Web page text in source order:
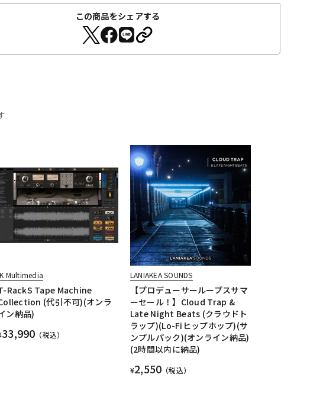
この商品をシェアする
Multimedia
RackS Tape Machine
(代引不可)(オンラ
ン納品)
33,990 （税込）
LANIAKEA SOUNDS
【プロデューサーループスサマ
ーセール！】Cloud Trap &
Late Night Beats (クラウドト
ラップ)(Lo-Fiヒップホップ)(サ
ンプルパック)(オンライン納品)
(2時間以内に納品)
¥2,550 （税込）